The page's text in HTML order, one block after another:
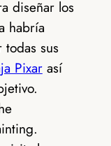
diseñar los
habría
sus
Pixarasí